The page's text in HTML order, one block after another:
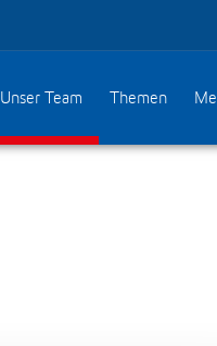
Unser Team Themen